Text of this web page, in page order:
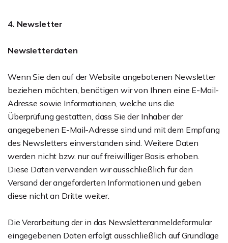
4. Newsletter
Newsletterdaten
Wenn Sie den auf der Website angebotenen Newsletter
beziehen möchten, benötigen wir von Ihnen eine E-Mail-
Adresse sowie Informationen, welche uns die
Überprüfung gestatten, dass Sie der Inhaber der
angegebenen E-Mail-Adresse sind und mit dem Empfang
des Newsletters einverstanden sind. Weitere Daten
werden nicht bzw. nur auf freiwilliger Basis erhoben.
Diese Daten verwenden wir ausschließlich für den
Versand der angeforderten Informationen und geben
diese nicht an Dritte weiter.
Die Verarbeitung der in das Newsletteranmeldeformular
eingegebenen Daten erfolgt ausschließlich auf Grundlage